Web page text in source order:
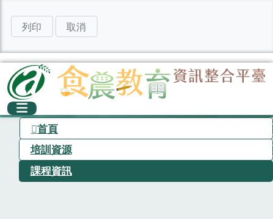
列印 取消
首頁
培訓資源
課程資訊